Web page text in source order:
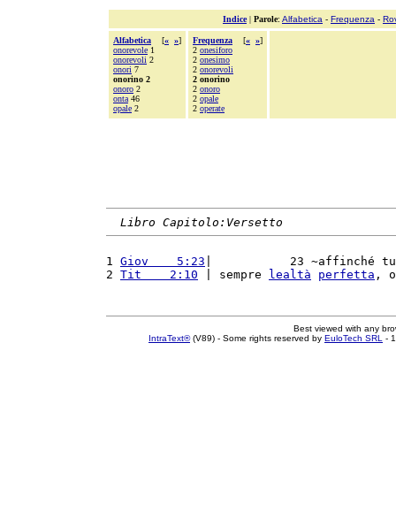
Indice| Parole: Alfabetica - Frequenza -
Alfabetica [« »]
onorevole 1
onorevoli 2
onori 7
onorino 2
onoro 2
onta 46
opale 2
Frequenza [« »]
2 onesiforo
2 onesimo
2 onorevoli
2 onorino
2 onoro
2 opale
2 operate
Libro Capitolo:Versetto
1 Giov    5:23 |           23 ~affinché
2 Tit    2:10 | sempre lealtà perfetta ,
Best viewed with any
IntraText®(V89) - Some rights reserved by EuloTech SRL -